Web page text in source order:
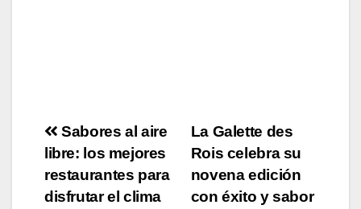
Post
navigation
La Galette des
Rois celebra su
novena edición
con éxito y sabor
Sabores al aire
libre: los mejores
restaurantes para
disfrutar el clima